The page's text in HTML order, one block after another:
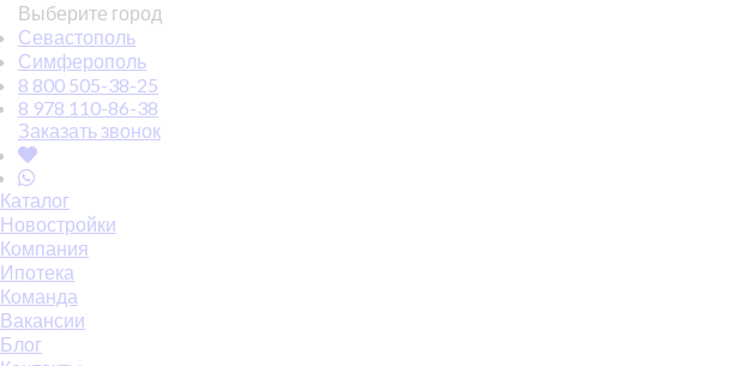
Выберите город
Севастополь
Симферополь
8 800 505-38-25
8 978 110-86-38
Заказать звонок
Каталог
Новостройки
Компания
Ипотека
Команда
Вакансии
Блог